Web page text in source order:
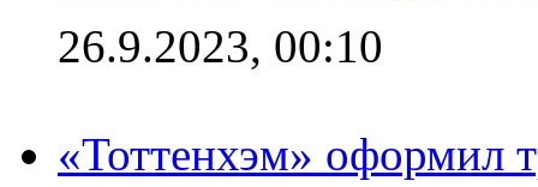
26.9.2023, 00:10
«Тоттенхэм» оформил